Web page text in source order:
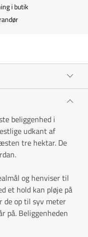
i butik
beliggenhed i
udkant af
tre hektar. De
og henviser til
et hold kan pløje på
de op til syv meter
på. Beliggenheden